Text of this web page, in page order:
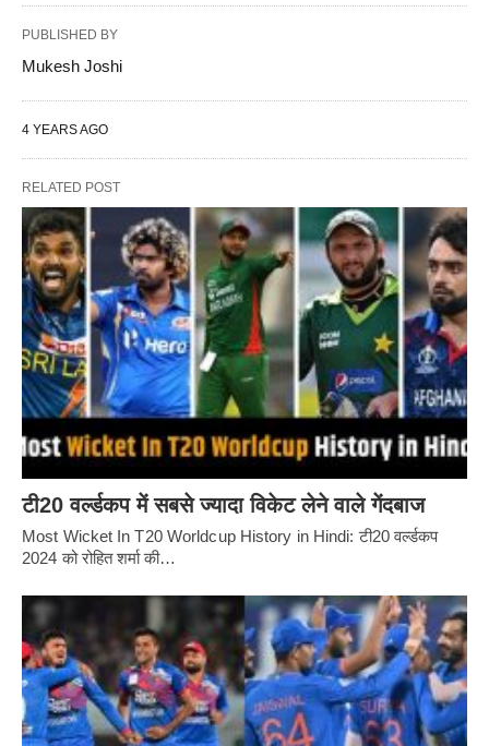
PUBLISHED BY
Mukesh Joshi
4 YEARS AGO
RELATED POST
टी20 वर्ल्डकप में सबसे ज्यादा विकेट लेने वाले गेंदबाज
Most Wicket In T20 Worldcup History in Hindi: टी20 वर्ल्डकप
2024 को रोहित शर्मा की…